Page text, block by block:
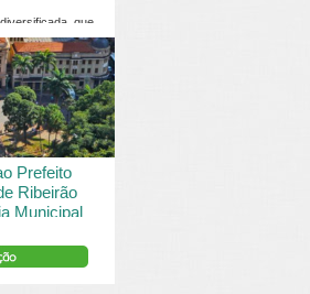
INSERIR DESCRIÇÃO DO POST/PAGINAS
que
de
Prefeito
Ribeirão
Municipal
Visitors Bureau